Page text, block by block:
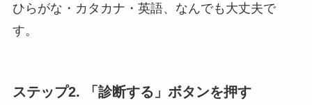
ひらがな・カタカナ・英語、なんでも大丈夫で
す。
ステップ2. 「診断する」ボタンを押す